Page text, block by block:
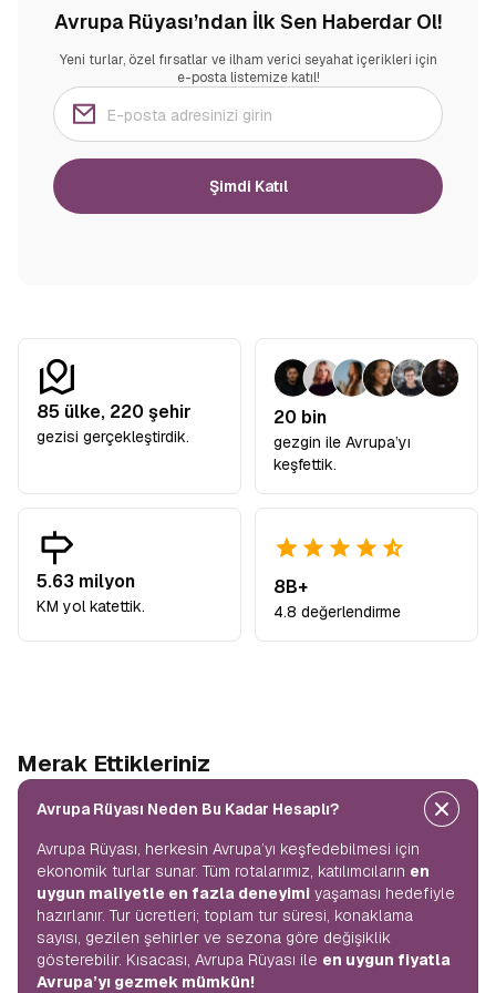
Avrupa Rüyası’ndan İlk Sen Haberdar Ol!
Yeni turlar, özel fırsatlar ve ilham verici seyahat içerikleri için
e-posta listemize katıl!
Şimdi Katıl
85 ülke, 220 şehir
gezisi gerçekleştirdik.
20 bin
gezgin ile Avrupa’yı
keşfettik.
5.63 milyon
KM yol katettik.
8B+
4.8 değerlendirme
Merak Ettikleriniz
Avrupa Rüyası Neden Bu Kadar Hesaplı?
Avrupa Rüyası, herkesin Avrupa’yı keşfedebilmesi için
ekonomik turlar sunar. Tüm rotalarımız, katılımcıların en
uygun maliyetle en fazla deneyimi yaşaması hedefiyle
hazırlanır. Tur ücretleri; toplam tur süresi, konaklama
sayısı, gezilen şehirler ve sezona göre değişiklik
gösterebilir. Kısacası, Avrupa Rüyası ile en uygun fiyatla
Avrupa’yı gezmek mümkün!